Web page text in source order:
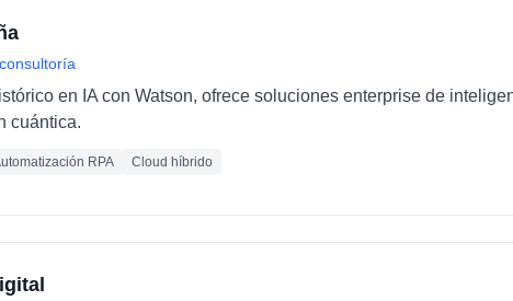
en IA con Watson, ofrece soluciones enterprise de
cuántica.
RPA Cloud híbrido